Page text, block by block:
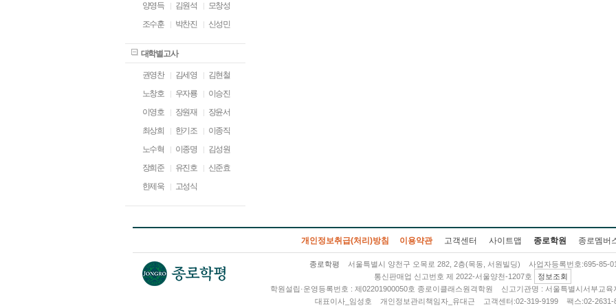
양영득 김원석
모창성
조수훈
박찬진 신성민
대학별고사
권영찬 김세영
김현철
노창호
우자룡
이승진
이영호
장원재
장윤서
최상희
한기조
이종직
노수혁
이종명
김성원
장희준
유진호
신준효
한제욱
고성식
개인정보취급(처리)방침 이용약관 고객센터 사이트맵 종로학원 종로멤버
종로학평 서울특별시 양천구 오목로 282, 2층(목동, 서원빌딩)
사업자등록번호:695-85-
통신판매업 신고번호 제 2022-서울양천-1207호
정보조회
학원설립·운영등록번호 : 제02201900050호 종로이클래스원격학원
신고기관명 : 서울특별시서부교육
대표이사_임성호
개인정보관리책임자_유대근 고객센터:02-319-9199 팩스:02-2631-